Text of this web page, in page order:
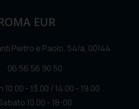
EUR
Pietro e Paolo, 54/a, 00144
06 56 56 90 50
10.00 - 13.00 / 14.00 - 19.00
10.00 - 18-00